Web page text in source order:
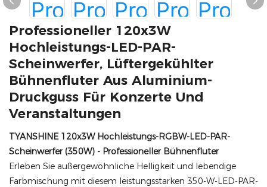
Professioneller 120x3W
Hochleistungs-LED-PAR-
Scheinwerfer, Lüftergekühlter
Bühnenfluter Aus Aluminium-
Druckguss Für Konzerte Und
Veranstaltungen
TYANSHINE 120x3W Hochleistungs-RGBW-LED-PAR-
Scheinwerfer (350W) - Professioneller Bühnenfluter
Erleben Sie außergewöhnliche Helligkeit und lebendige
Farbmischung mit diesem leistungsstarken 350-W-LED-PAR-